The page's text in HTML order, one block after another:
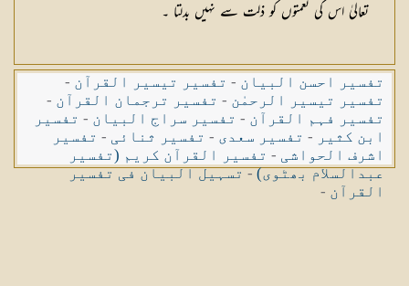
تعالیٰ اس کی نعمتوں کو ذلت سے نہیں بدلتا ۔
تفسیر احسن البیان - تفسیر تیسیر القرآن -
تفسیر تیسیر الرحمٰن - تفسیر ترجمان القرآن -
تفسیر فہم القرآن - تفسیر سراج البیان - تفسیر
ابن کثیر - تفسیر سعدی - تفسیر ثنائی - تفسیر
اشرف الحواشی - تفسیر القرآن کریم (تفسیر
عبدالسلام بھٹوی)-تسہیل البیان فی تفسیر
القرآن -